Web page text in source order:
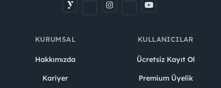
KURUMSAL
Hakkımızda
Kariyer
KULLANICILAR
Ücretsiz Kayıt Ol
Premium Üyelik